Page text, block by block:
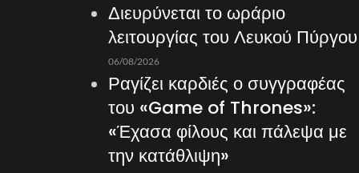
Διευρύνεται το ωράριο
λειτουργίας του Λευκού Πύργου
06/08/2026
Ραγίζει καρδιές ο συγγραφέας
του «Game of Thrones»:
«Έχασα φίλους και πάλεψα με
την κατάθλιψη»